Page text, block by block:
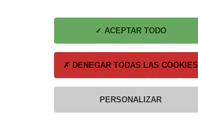
DESCRIPCIÓN
Ø = 11 cm, h = 6,5 cm;
Porcela inglesa
ACEPTAR TODO
DENEGAR TODAS LAS COOKIES
PERSONALIZAR